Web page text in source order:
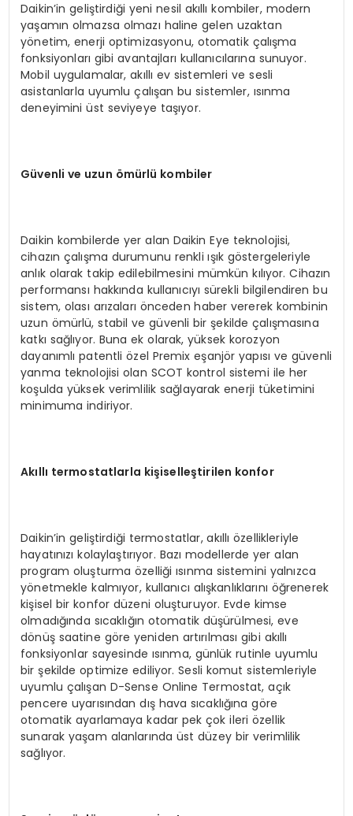
Daikin’in geliştirdiği yeni nesil akıllı kombiler, modern
yaşamın olmazsa olmazı haline gelen uzaktan
yönetim, enerji optimizasyonu, otomatik çalışma
fonksiyonları gibi avantajları kullanıcılarına sunuyor.
Mobil uygulamalar, akıllı ev sistemleri ve sesli
asistanlarla uyumlu çalışan bu sistemler, ısınma
deneyimini üst seviyeye taşıyor.
Güvenli ve uzun ömürlü kombiler
Daikin kombilerde yer alan Daikin Eye teknolojisi,
cihazın çalışma durumunu renkli ışık göstergeleriyle
anlık olarak takip edilebilmesini mümkün kılıyor. Cihazın
performansı hakkında kullanıcıyı sürekli bilgilendiren bu
sistem, olası arızaları önceden haber vererek kombinin
uzun ömürlü, stabil ve güvenli bir şekilde çalışmasına
katkı sağlıyor. Buna ek olarak, yüksek korozyon
dayanımlı patentli özel Premix eşanjör yapısı ve güvenli
yanma teknolojisi olan SCOT kontrol sistemi ile her
koşulda yüksek verimlilik sağlayarak enerji tüketimini
minimuma indiriyor.
Akıllı termostatlarla kişiselleştirilen konfor
Daikin’in geliştirdiği termostatlar, akıllı özellikleriyle
hayatınızı kolaylaştırıyor. Bazı modellerde yer alan
program oluşturma özelliği ısınma sistemini yalnızca
yönetmekle kalmıyor, kullanıcı alışkanlıklarını öğrenerek
kişisel bir konfor düzeni oluşturuyor. Evde kimse
olmadığında sıcaklığın otomatik düşürülmesi, eve
dönüş saatine göre yeniden artırılması gibi akıllı
fonksiyonlar sayesinde ısınma, günlük rutinle uyumlu
bir şekilde optimize ediliyor. Sesli komut sistemleriyle
uyumlu çalışan D-Sense Online Termostat, açık
pencere uyarısından dış hava sıcaklığına göre
otomatik ayarlamaya kadar pek çok ileri özellik
sunarak yaşam alanlarında üst düzey bir verimlilik
sağlıyor.